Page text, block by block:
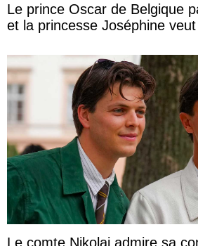
Le prince Oscar de Belgique
et la princesse Joséphine
Le comte Nikolai admire sa